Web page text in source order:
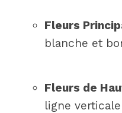
Fleurs
blanche et
Fleurs de
ligne